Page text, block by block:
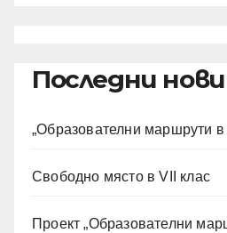
Последни
„Образователни маршрути в
Свободно място в VII клас
Проект „Образователни